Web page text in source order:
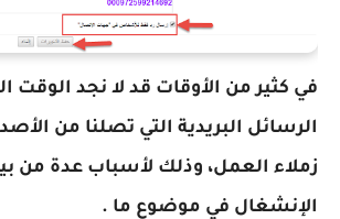
في كثير من الأوقات قد لا نجد الوقت
الرسائل البريدية التي تصلنا من
زملاء العمل، وذلك لأسباب عدة من
الإنشغال في موضوع ما .